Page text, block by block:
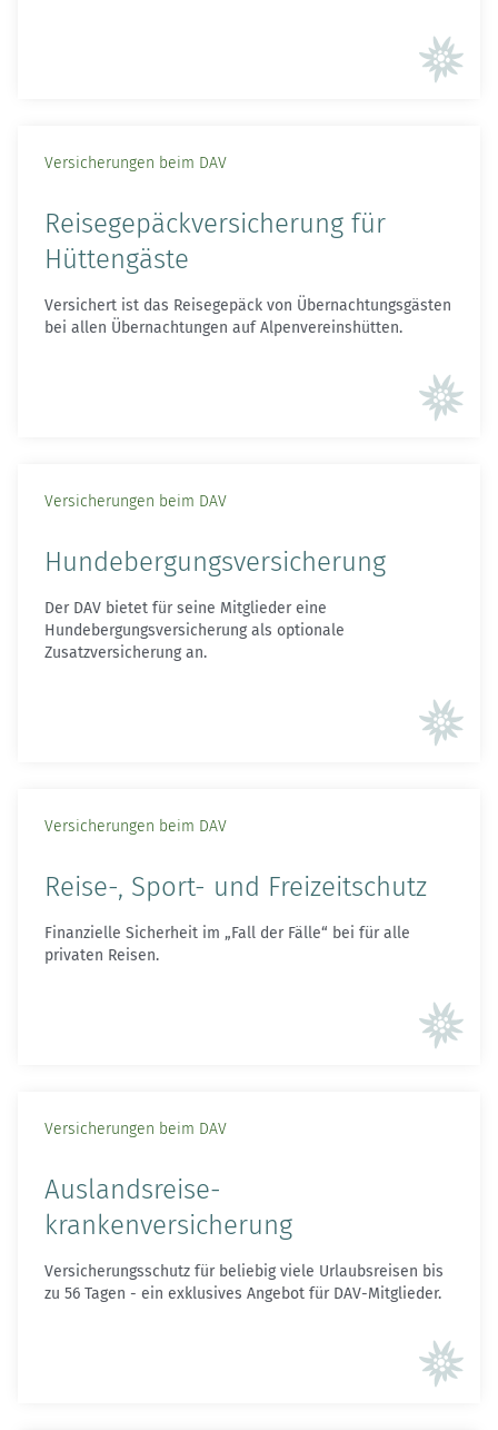
Versicherungen beim DAV
Reisegepäckversicherung für
Hüttengäste
Versichert ist das Reisegepäck von Übernachtungsgästen
bei allen Übernachtungen auf Alpenvereinshütten.
Versicherungen beim DAV
Hundebergungsversicherung
Der DAV bietet für seine Mitglieder eine
Hundebergungsversicherung als optionale
Zusatzversicherung an.
Versicherungen beim DAV
Reise-, Sport- und Freizeitschutz
Finanzielle Sicherheit im „Fall der Fälle“ bei für alle
privaten Reisen.
Versicherungen beim DAV
Auslandsreise­
krankenversicherung
Versicherungsschutz für beliebig viele Urlaubsreisen bis
zu 56 Tagen - ein exklusives Angebot für DAV-Mitglieder.